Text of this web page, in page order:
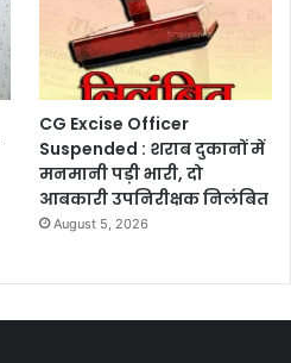
CG Excise Officer
Suspended : शराब दुकानों में
मनमानी पड़ी भारी, दो
आबकारी उपनिरीक्षक निलंबित
August 5, 2026